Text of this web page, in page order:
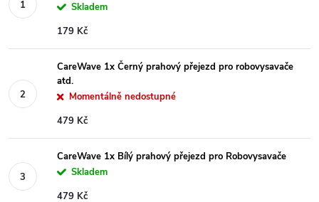
Skladem
179 Kč
CareWave 1x Černý prahový přejezd pro robovysavače
atd.
Momentálně nedostupné
479 Kč
CareWave 1x Bílý prahový přejezd pro Robovysavače
Skladem
479 Kč